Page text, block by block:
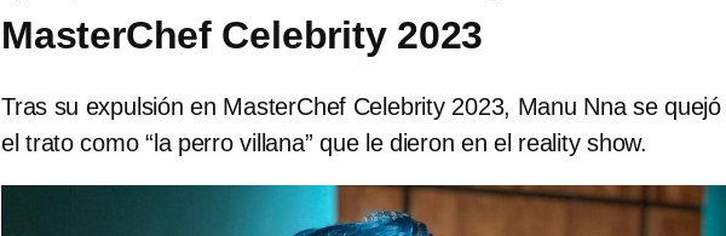
MasterChef Celebrity 2023
Tras su expulsión en MasterChef Celebrity 2023, Manu Nna se
el trato como “la perro villana” que le dieron en el reality show.